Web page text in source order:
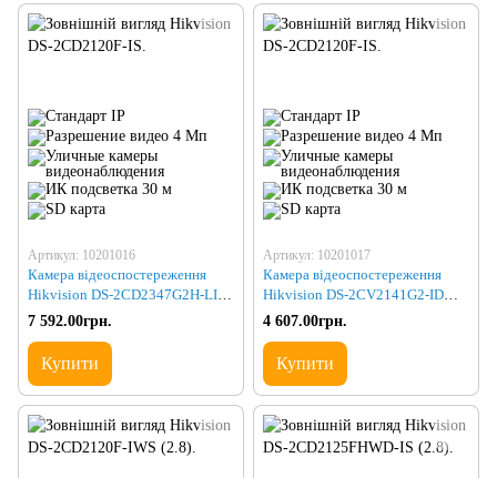
Артикул: 10201016
Камера відеоспостереження
Hikvision DS-2CD2347G2H-LIU
(eF) (2.8)
7 592.00грн.
Купити
Артикул: 10201017
Камера відеоспостереження
Hikvision DS-2CV2141G2-IDW
(2.8)
4 607.00грн.
Купити